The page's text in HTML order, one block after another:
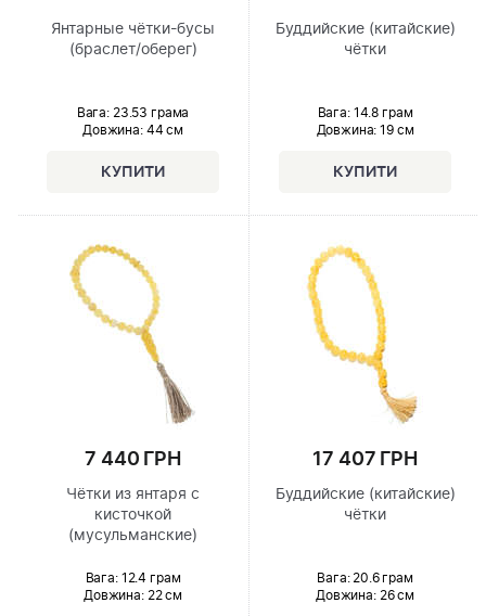
Янтарные чётки-бусы
(браслет/оберег)
Вага: 23.53 грама
Довжина:44 см
Буддийские (китайские)
чётки
Вага: 14.8 грам
Довжина: 19 см
7 440 ГРН
Чётки из янтаря с
кисточкой
(мусульманские)
Вага: 12.4 грам
Довжина:22 см
17 407 ГРН
Буддийские (китайские)
чётки
Вага: 20.6 грам
Довжина:26 см